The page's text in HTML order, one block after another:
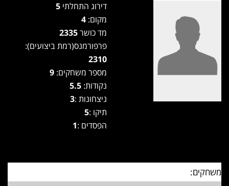
דירוג התחלתי
מקום:
מד כושר
פרפורמנס(רמת ביצועים):
2310
מספר משחקים:
נקודות: 5.5
ניצחונות :3
תיקו :5
הפסדים :1
משחקים: